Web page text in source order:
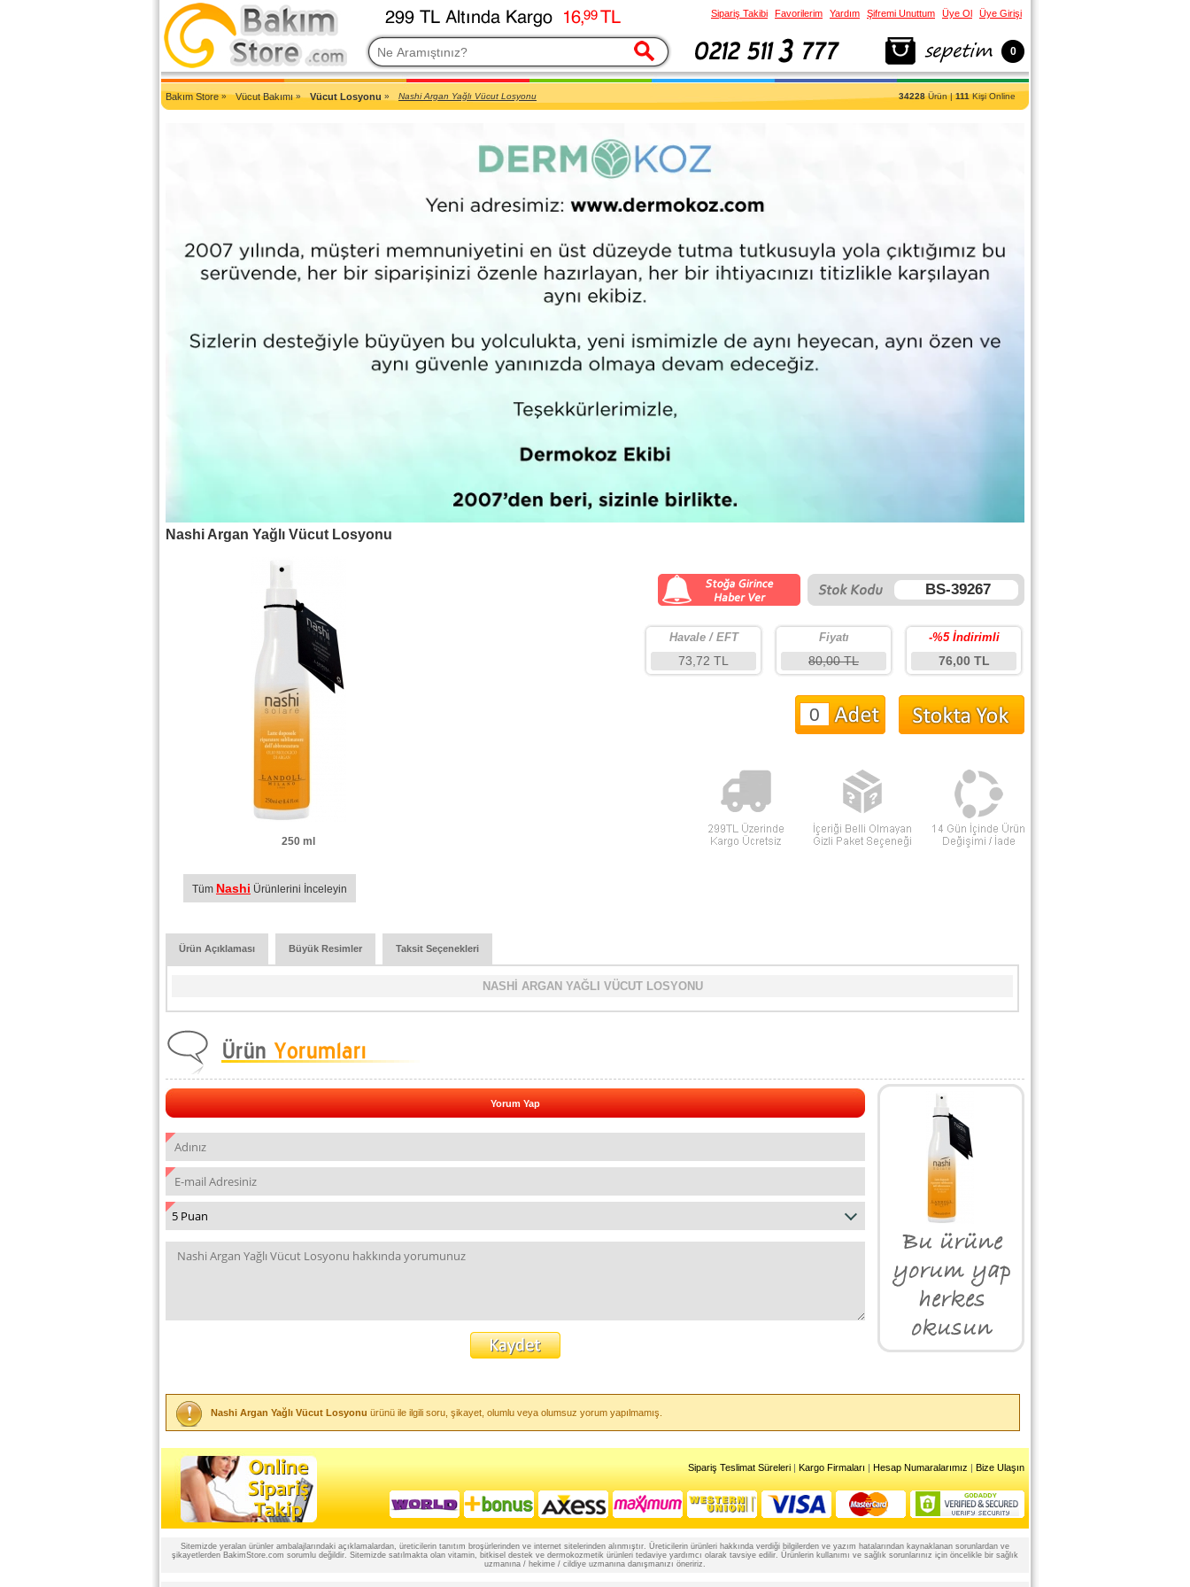
2007'den Beri Türkiye'nin En Güncel Bakım Ürünleri Eczane Sitesi
Bakım Store» Vücut Bakımı» Vücut Losyonu » Nashi Argan Yağlı Vücut Losyonu 34228Ürün |111Kişi Online
Nashi Argan Yağlı Vücut Losyonu
250 ml
BS-39267
-%5 İndirimli
76,00 TL
Fiyatı
80,00 TL
Havale / EFT
73,72 TL
Tüm Nashi Ürünlerini İnceleyin
Ürün Açıklaması Büyük Resimler Taksit Seçenekleri
NASHİ ARGAN YAĞLI VÜCUT LOSYONU
Yorum Yap
Nashi Argan Yağlı Vücut Losyonu ürünü ile ilgili soru, şikayet, olumlu veya olumsuz yorum yapılmamış.
Sipariş Teslimat Süreleri | Kargo Firmaları | Hesap Numaralarımız | Bize Ulaşın
Sitemizde yeralan ürünler ambalajlarındaki açıklamalardan, üreticilerin tanıtım broşürlerinden ve internet sitelerinden alınmıştır. Üreticilerin ürünleri hakkında verdiği bilgilerden ve yazım hatalarından kaynaklanan sorunlardan ve
şikayetlerden BakimStore.com sorumlu değildir. Sitemizde satılmakta olan vitamin, bitkisel destek ve dermokozmetik ürünleri tedaviye yardımcı olarak tavsiye edilir. Ürünlerin kullanımı ve sağlık sorunlarınız için öncelikle bir sağlık
uzmanına / hekime / cildiye uzmanına danışmanızı öneririz.
Sipariş Takibi Favorilerim Yardım Şifremi Unuttum Üye Ol Üye Girişi
0